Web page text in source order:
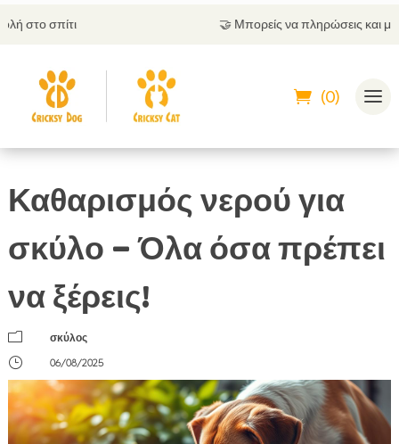
Μπορείς να πληρώσεις και με αντικαταβολή
(0)
Καθαρισμός νερού για
σκύλο – Όλα όσα πρέπει
να ξέρεις!
m
σκύλος
}
06/08/2025